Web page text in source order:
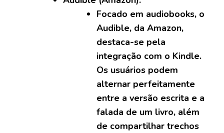
Focado em audiobooks, o
Audible, da Amazon,
destaca-se pela
integração com o Kindle.
Os usuários podem
alternar perfeitamente
entre a versão escrita e a
falada de um livro, além
de compartilhar trechos